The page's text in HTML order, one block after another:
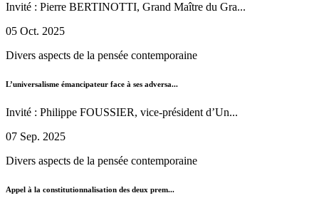
Invité : Pierre BERTINOTTI, Grand Maître du Gra...
05 Oct. 2025
Divers aspects de la pensée contemporaine
L’universalisme émancipateur face à ses adversa...
Invité : Philippe FOUSSIER, vice-président d’Un...
07 Sep. 2025
Divers aspects de la pensée contemporaine
Appel à la constitutionnalisation des deux prem...